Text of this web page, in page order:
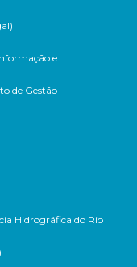
e
de Gestão
Hidrográfica do Rio